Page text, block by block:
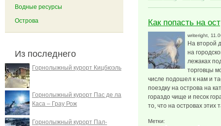
Как попасть на
writeright ,
На второй
на
лежаках
торговцы
числе подошел к нам и
поездку на острова на
гораздо чище и песок
то, что на островах этих
Метки:
Водные ресурсы
Острова
Из последнего
Горнолыжный курорт Кицбюэль
Горнолыжный курорт Пас де ла
Каса – Грау Рож
Горнолыжный курорт Пал-